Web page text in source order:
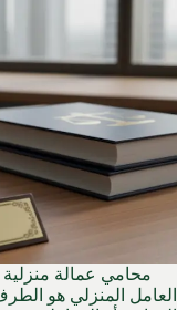
محامي عمالة
العامل المنزلي هو